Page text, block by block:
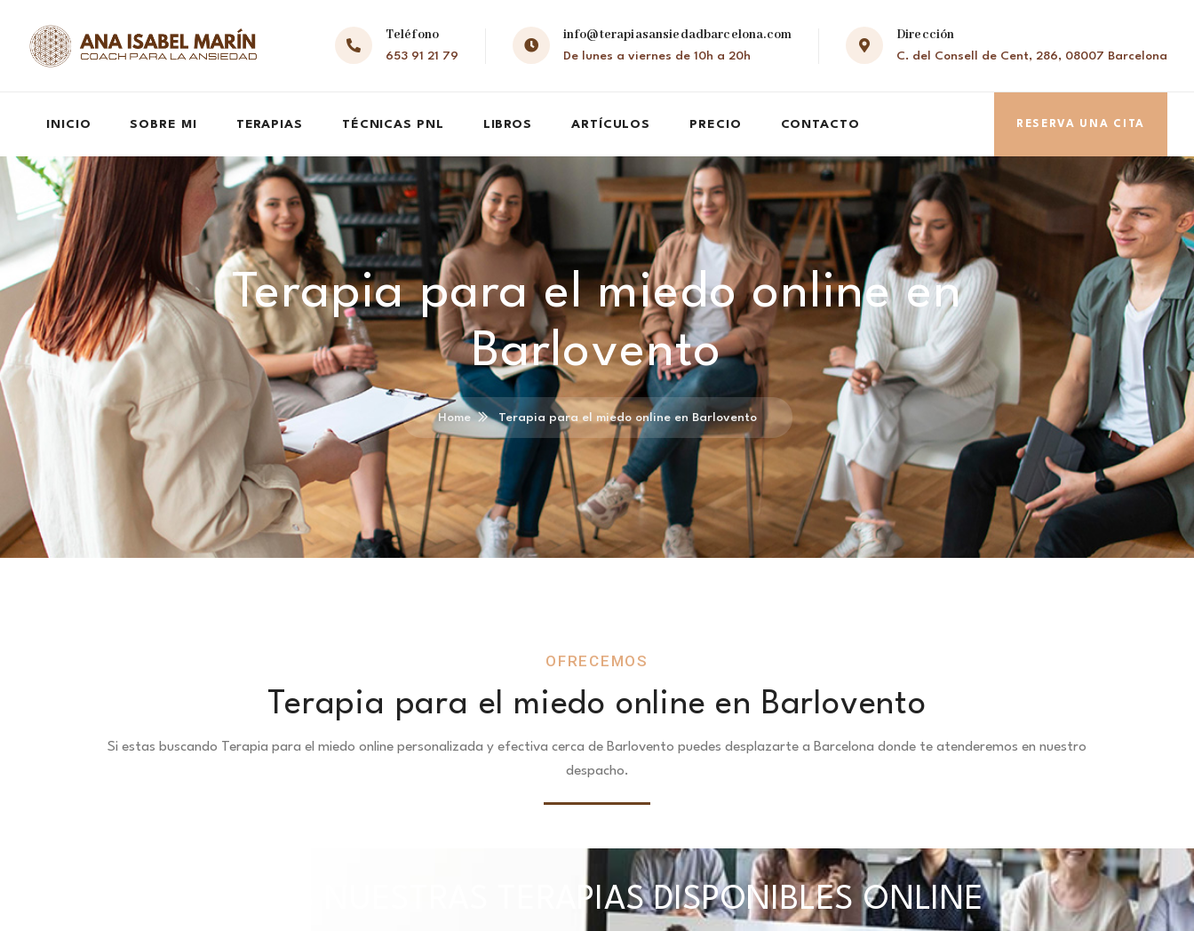
Teléfono
653 91 21 79
info@terapiasansiedadbarcelona.com
De lunes a viernes de 10h a 20h
Dirección
C. del Consell de Cent, 286, 08007 Barcelona
INICIO SOBRE MI TERAPIAS TÉCNICAS PNL LIBROS ARTÍCULOS PRECIO CONTACTO RESERVA UNA CITA
Terapia para el miedo online en
Barlovento
Home Terapia para el miedo online en Barlovento
OFRECEMOS
Terapia para el miedo online en Barlovento
Si estas buscando Terapia para el miedo online personalizada y efectiva cerca de Barlovento puedes desplazarte a Barcelona donde te atenderemos en nuestro
despacho.
TODAS NUESTRAS TERAPIAS DISPONIBLES ONLINE